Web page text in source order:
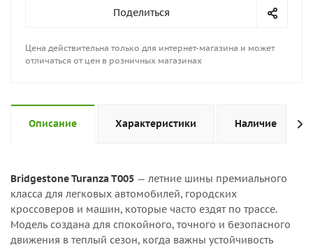
Поделиться
Цена действительна только для интернет-магазина и может
отличаться от цен в розничных магазинах
Описание Характеристики Наличие
Bridgestone Turanza T005 — летние шины премиального
класса для легковых автомобилей, городских
кроссоверов и машин, которые часто ездят по трассе.
Модель создана для спокойного, точного и безопасного
движения в теплый сезон, когда важны устойчивость